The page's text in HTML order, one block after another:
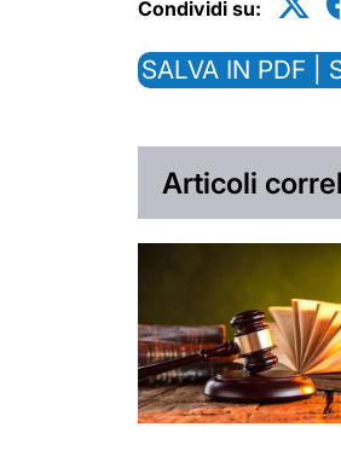
Condividi su:
SALVA IN PDF |
Articoli